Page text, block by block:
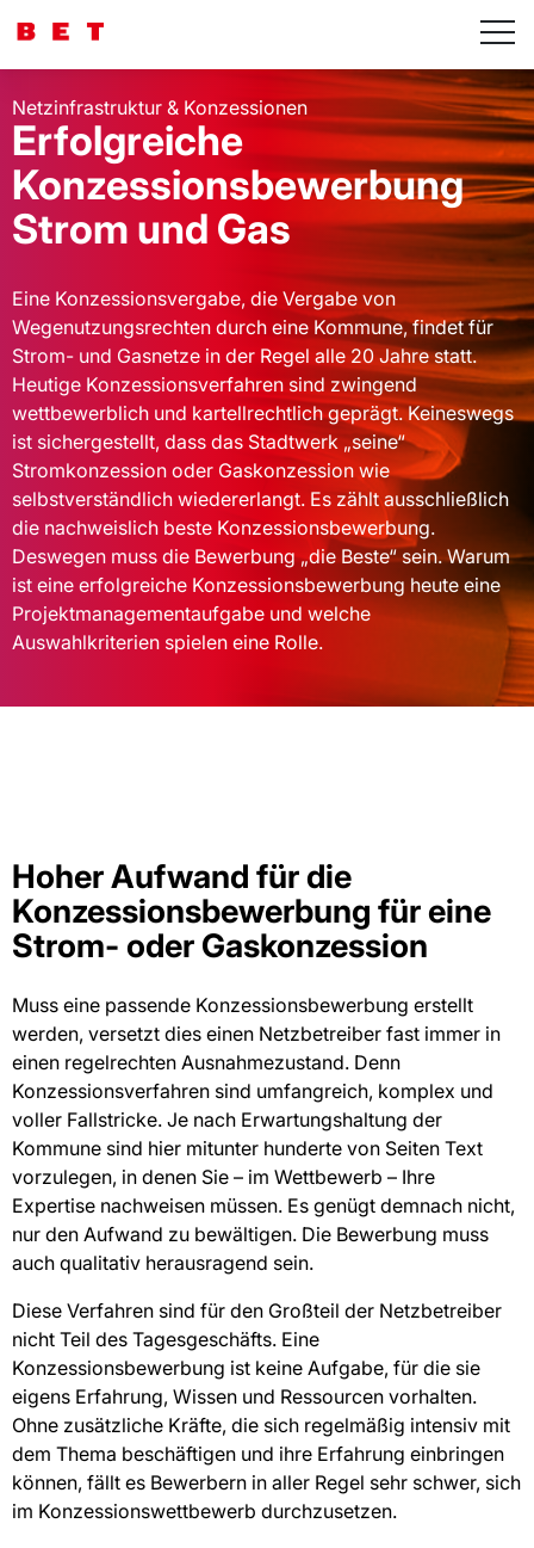
Netzinfrastruktur & Konzessionen
Erfolgreiche
Konzessionsbewerbung
Strom und Gas
Eine Konzessionsvergabe, die Vergabe von
Wegenutzungsrechten durch eine Kommune, findet für
Strom- und Gasnetze in der Regel alle 20 Jahre statt.
Heutige Konzessionsverfahren sind zwingend
wettbewerblich und kartellrechtlich geprägt. Keineswegs
ist sichergestellt, dass das Stadtwerk „seine“
Stromkonzession oder Gaskonzession wie
selbstverständlich wiedererlangt. Es zählt ausschließlich
die nachweislich beste Konzessionsbewerbung.
Deswegen muss die Bewerbung „die Beste“ sein. Warum
ist eine erfolgreiche Konzessionsbewerbung heute eine
Projektmanagementaufgabe und welche
Auswahlkriterien spielen eine Rolle.
Hoher Aufwand für die
Konzessionsbewerbung für eine
Strom- oder Gaskonzession
Muss eine passende Konzessionsbewerbung erstellt
werden, versetzt dies einen Netzbetreiber fast immer in
einen regelrechten Ausnahmezustand. Denn
Konzessionsverfahren sind umfangreich, komplex und
voller Fallstricke. Je nach Erwartungshaltung der
Kommune sind hier mitunter hunderte von Seiten Text
vorzulegen, in denen Sie – im Wettbewerb – Ihre
Expertise nachweisen müssen. Es genügt demnach nicht,
nur den Aufwand zu bewältigen. Die Bewerbung muss
auch qualitativ herausragend sein.
Diese Verfahren sind für den Großteil der Netzbetreiber
nicht Teil des Tagesgeschäfts. Eine
Konzessionsbewerbung ist keine Aufgabe, für die sie
eigens Erfahrung, Wissen und Ressourcen vorhalten.
Ohne zusätzliche Kräfte, die sich regelmäßig intensiv mit
dem Thema beschäftigen und ihre Erfahrung einbringen
können, fällt es Bewerbern in aller Regel sehr schwer, sich
im Konzessionswettbewerb durchzusetzen.